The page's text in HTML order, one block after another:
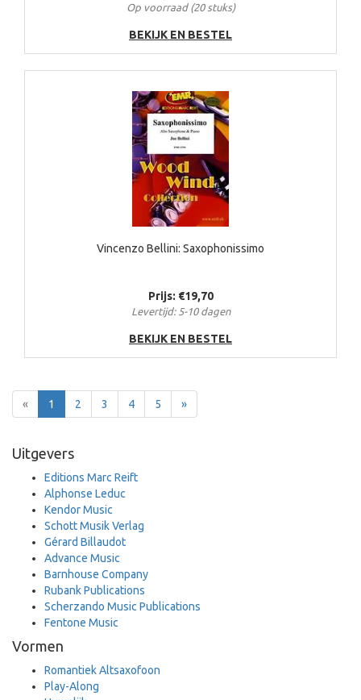
Op voorraad (20 stuks)
BEKIJK EN BESTEL
Vincenzo Bellini: Saxophonissimo
Prijs: €19,70
Levertijd: 5-10 dagen
BEKIJK EN BESTEL
« Terug1 2 3 4 5 »Voor
Uitgevers
Editions Marc Reift
Alphonse Leduc
Kendor Music
Schott Musik Verlag
Gérard Billaudot
Advance Music
Barnhouse Company
Rubank Publications
Scherzando Music Publications
Fentone Music
Vormen
Romantiek Altsaxofoon
Play-Along